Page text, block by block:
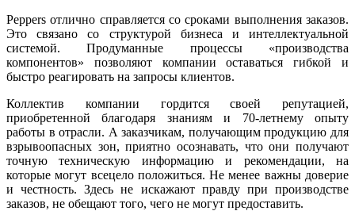
Peppers отлично справляется со сроками выполнения заказов.
Это связано со структурой бизнеса и интеллектуальной
системой. Продуманные процессы «производства
компонентов» позволяют компании оставаться гибкой и
быстро реагировать на запросы клиентов.
Коллектив компании гордится своей репутацией,
приобретенной благодаря знаниям и 70‑летнему опыту
работы в отрасли. А заказчикам, получающим продукцию для
взрывоопасных зон, приятно осознавать, что они получают
точную техническую информацию и рекомендации, на
которые могут всецело положиться. Не менее важны доверие
и честность. Здесь не искажают правду при производстве
заказов, не обещают то­го, че­го не могут предоставить.